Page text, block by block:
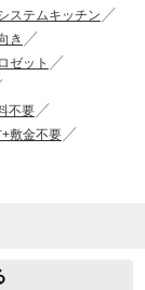
ステムキッチン
き
ゼット
不要
敷金不要